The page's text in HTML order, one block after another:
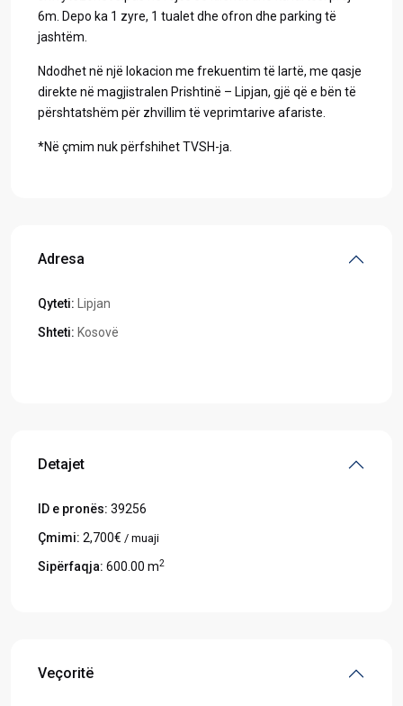
6m. Depo ka 1 zyre, 1 tualet dhe ofron dhe parking të
jashtëm.
Ndodhet në një lokacion me frekuentim të lartë, me qasje
direkte në magjistralen Prishtinë – Lipjan, gjë që e bën të
përshtatshëm për zhvillim të veprimtarive afariste.
*Në çmim nuk përfshihet TVSH-ja.
Adresa
Qyteti: Lipjan
Shteti: Kosovë
Detajet
ID e pronës: 39256
Çmimi: 2,700€ / muaji
Sipërfaqja: 600.00 m2
Veçoritë